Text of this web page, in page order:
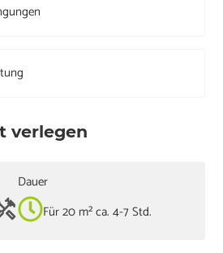
verlegen
Dauer
Für 20 m² ca. 4-7 Std.